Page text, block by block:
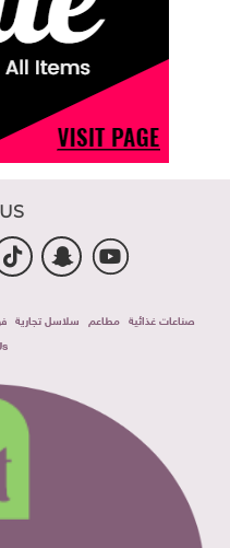
صناعات غذائية مطاعم سلاسل تجارية